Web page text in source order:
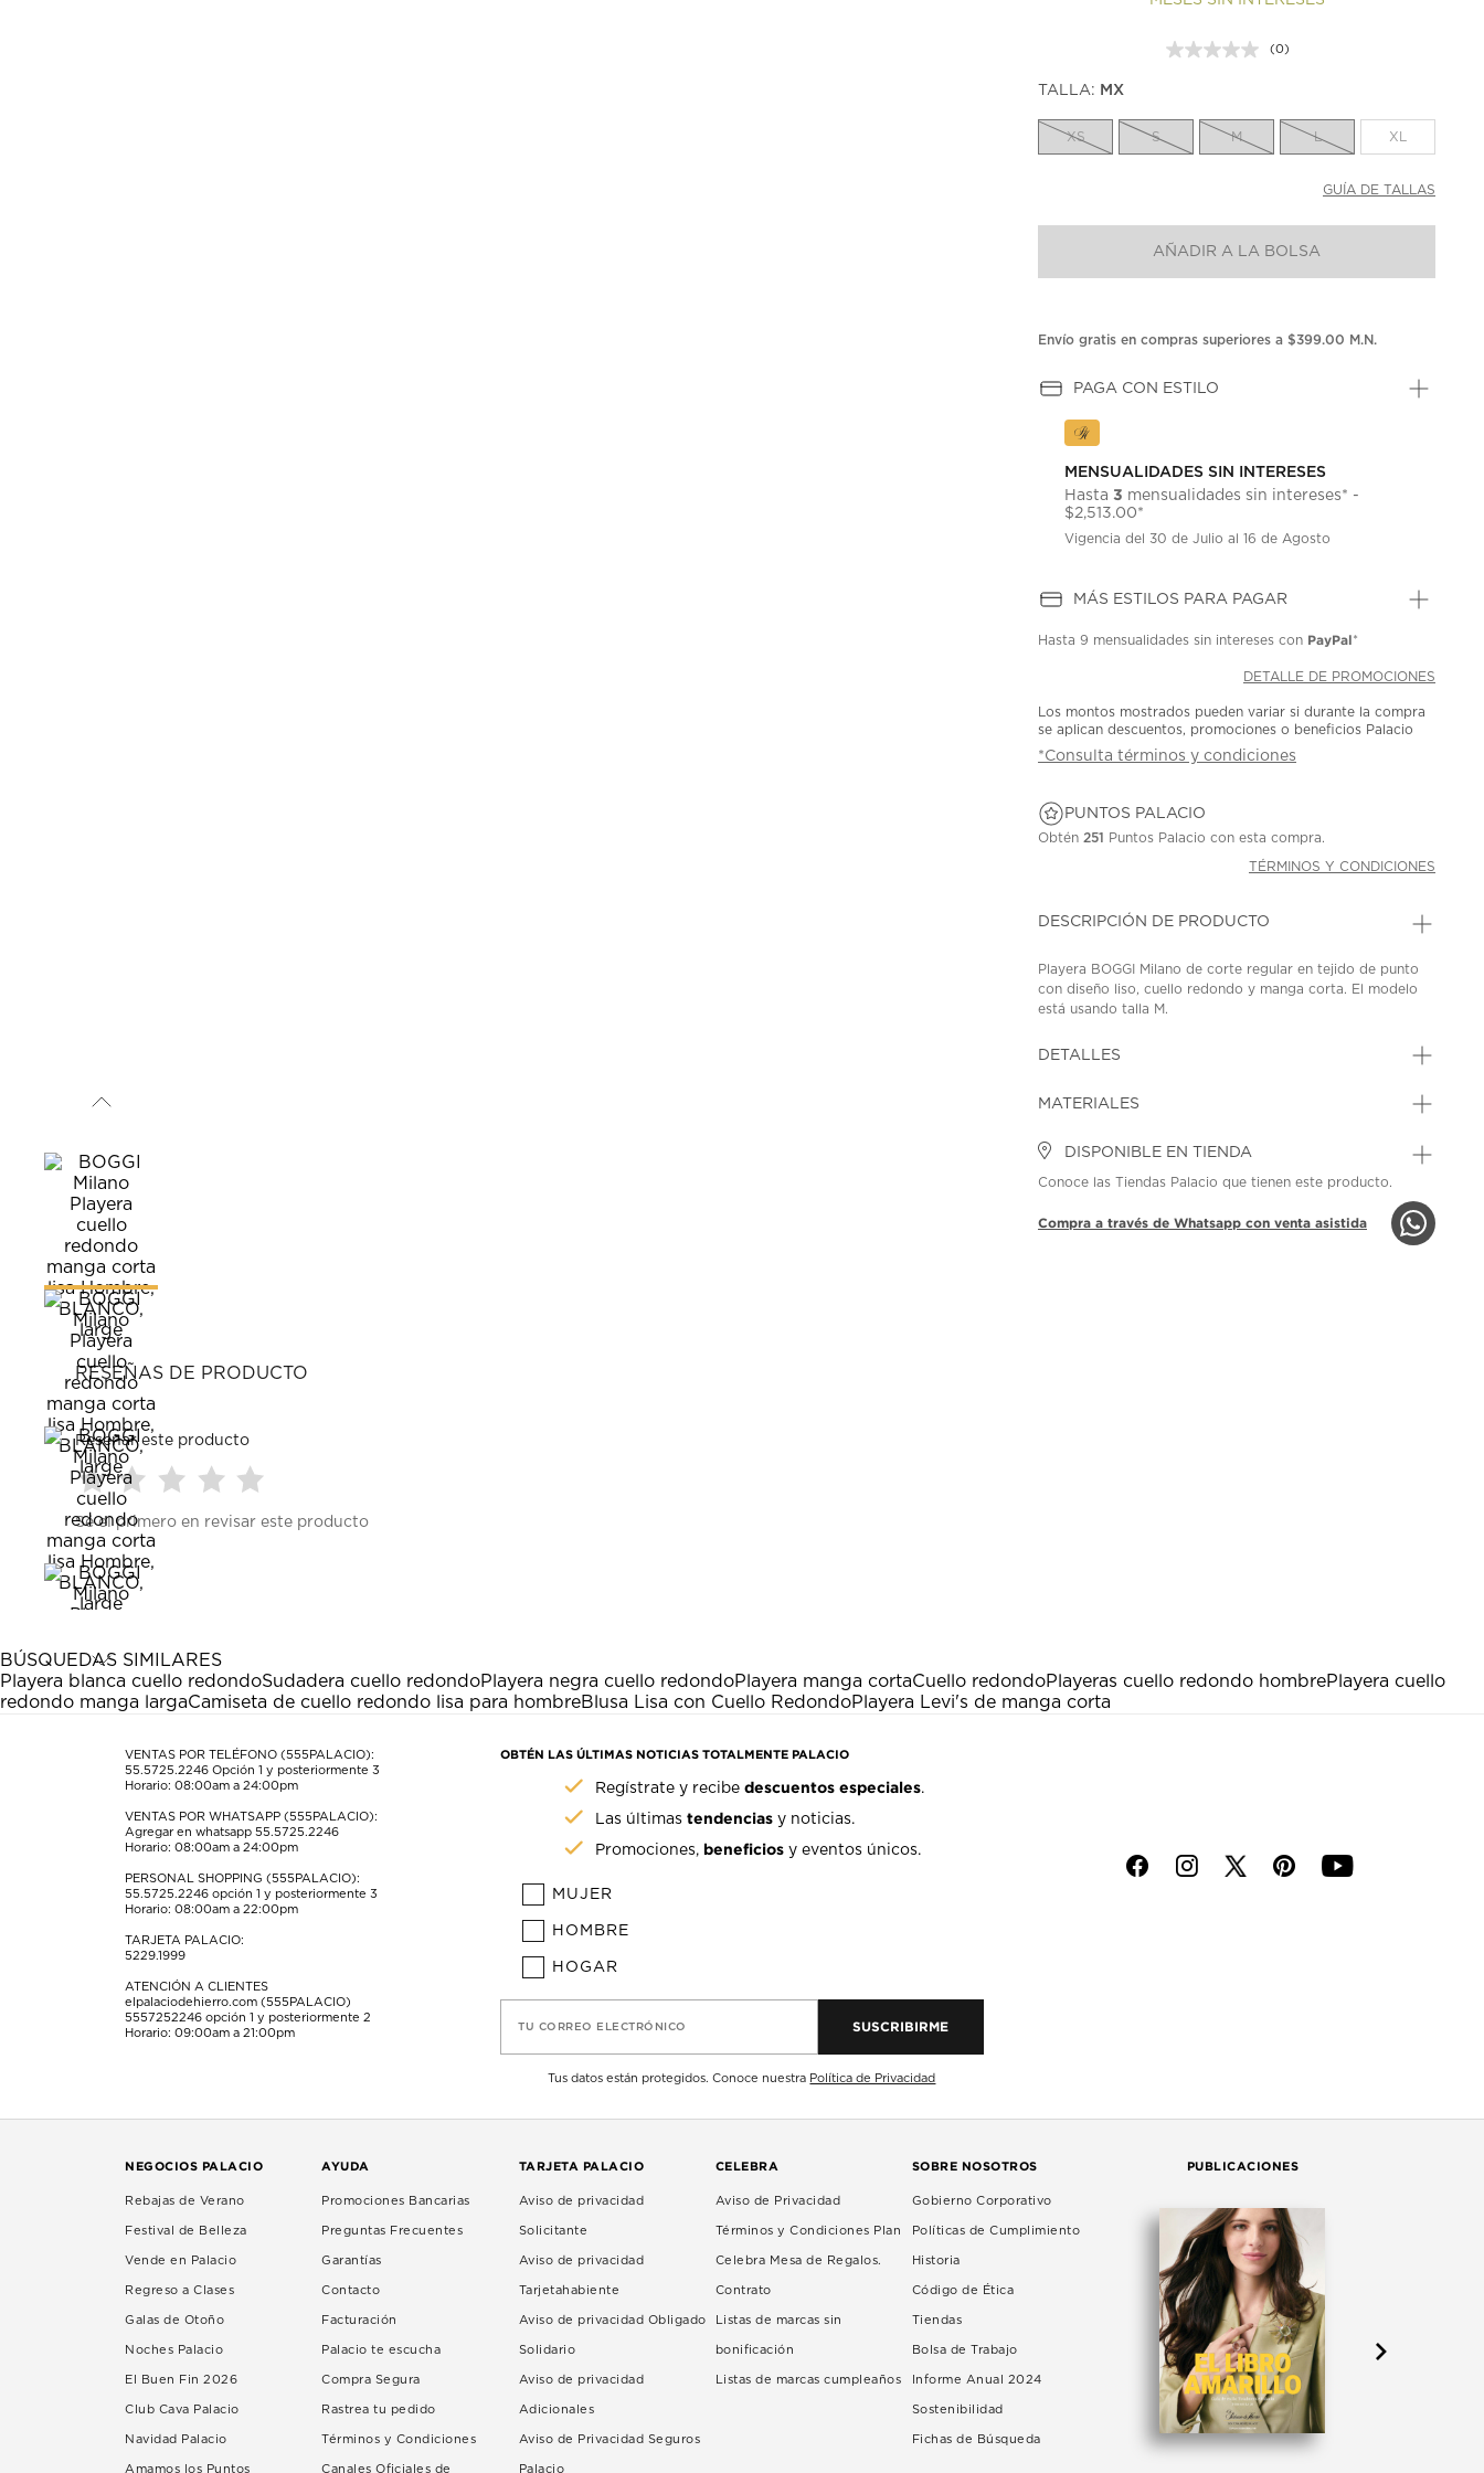
Sin
la
misma
(0)
TALLA: MX
XS S M L XL
GUÍA DE TALLAS
AÑADIR A LA BOLSA
Envío gratis en compras superiores a $399.00 M.N.
PAGA CON ESTILO
MENSUALIDADES SIN INTERESES
Hasta3 mensualidades sin intereses* -
$2,513.00*
Vigencia del 30 de Julio al 16 de Agosto
MÁS ESTILOS PARA PAGAR
Hasta9 mensualidades sin intereses con PayPal*
DETALLE DE PROMOCIONES
Los montos mostrados pueden variar si durante la compra
se aplican descuentos, promociones o beneficios Palacio
*Consulta términos y condiciones
PUNTOS PALACIO
Obtén 251 Puntos Palacio con esta compra.
TÉRMINOS Y CONDICIONES
DESCRIPCIÓN DE PRODUCTO
Playera BOGGI Milano de corte regular en tejido de punto
con diseño liso, cuello redondo y manga corta. El modelo
está usando talla M.
DETALLES
MATERIALES
DISPONIBLE EN TIENDA
Conoce las Tiendas Palacio que tienen este producto.
Compra a través de Whatsapp con venta asistida
RESEÑAS DE PRODUCTO
Reseñar este producto
Seleccionar
para
calificar
el
artículo
con
estrella
Esta
acción
abrirá
formulario
Seleccionar
para
calificar
el
artículo
con
estrellas.
Esta
acción
abrirá
formulario
de
para
calificar
estrellas.
Esta
acción
abrirá
formulario
de
para
estrellas.
Esta
acción
abrirá
formulario
de
para
Esta
acción
abrirá
formulario
de
envío.
Sé el primero en revisar este producto
BÚSQUEDAS SIMILARES
Playera blanca cuello redondoSudadera cuello redondoPlayera negra cuello redondoPlayera manga cortaCuello redondoPlayeras cuello redondo hombrePlayera cuello
redondo manga largaCamiseta de cuello redondo lisa para hombreBlusa Lisa con Cuello RedondoPlayera Levi's de manga corta
VENTAS POR TELÉFONO (555PALACIO):
55.5725.2246 Opción 1 y posteriormente 3
Horario: 08:00am a 24:00pm
VENTAS POR WHATSAPP (555PALACIO):
Agregar en whatsapp 55.5725.2246
Horario: 08:00am a 24:00pm
PERSONAL SHOPPING (555PALACIO):
55.5725.2246 opción 1 y posteriormente 3
Horario: 08:00am a 22:00pm
TARJETA PALACIO:
5229.1999
ATENCIÓN A CLIENTES
elpalaciodehierro.com (555PALACIO)
5557252246 opción 1 y posteriormente 2
Horario: 09:00am a 21:00pm
OBTÉN LAS ÚLTIMAS NOTICIAS TOTALMENTE PALACIO
Regístrate y recibedescuentos especiales.
Las últimastendencias y noticias.
Promociones, beneficios y eventos únicos.
MUJER
HOMBRE
HOGAR
TU CORREO ELECTRÓNICO SUSCRIBIRME
Tus datos están protegidos. Conoce nuestra Política de Privacidad
f i p y
NEGOCIOS PALACIO
Rebajas de Verano
Festival de Belleza
Vende en Palacio
Regreso a Clases
Galas de Otoño
Noches Palacio
El Buen Fin 2026
Club Cava Palacio
Navidad Palacio
Amamos los Puntos
AYUDA
Promociones Bancarias
Preguntas Frecuentes
Garantías
Contacto
Facturación
Palacio te escucha
Compra Segura
Rastrea tu pedido
Términos y Condiciones
Canales Oficiales de
TARJETA PALACIO
Aviso de privacidad
Solicitante
Aviso de privacidad
Tarjetahabiente
Aviso de privacidad Obligado
Solidario
Aviso de privacidad
Adicionales
Aviso de Privacidad Seguros
Palacio
CELEBRA
Aviso de Privacidad
Términos y Condiciones Plan
Celebra Mesa de Regalos.
Contrato
Listas de marcas sin
bonificación
Listas de marcas cumpleaños
SOBRE NOSOTROS
Gobierno Corporativo
Políticas de Cumplimiento
Historia
Código de Ética
Tiendas
Bolsa de Trabajo
Informe Anual 2024
Sostenibilidad
Fichas de Búsqueda
PUBLICACIONES